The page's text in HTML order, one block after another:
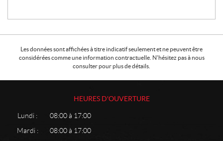
Les données sont affichées à titre indicatif seulement et ne peuvent être
considérées comme une information contractuelle. N'hésitez pas à nous
consulter pour plus de détails.
HEURES D'OUVERTURE
Lundi :
08:00 à 17:00
Mardi :
08:00 à 17:00